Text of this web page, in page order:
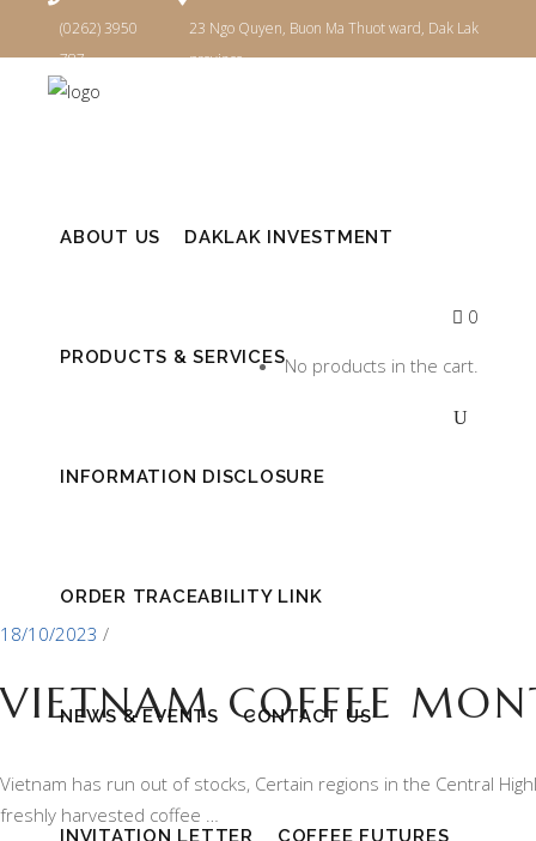
(0262) 3950
787
23 Ngo Quyen, Buon Ma Thuot ward, Dak Lak
province
ABOUT US DAKLAK INVESTMENT
PRODUCTS & SERVICES
INFORMATION DISCLOSURE
ORDER TRACEABILITY LINK
NEWS & EVENTS CONTACT US
INVITATION LETTER COFFEE FUTURES
0
No products in the cart.
18/10/2023
VIETNAM COFFEE
Vietnam has run out of stocks, Certain regions in the Central
freshly harvested coffee …